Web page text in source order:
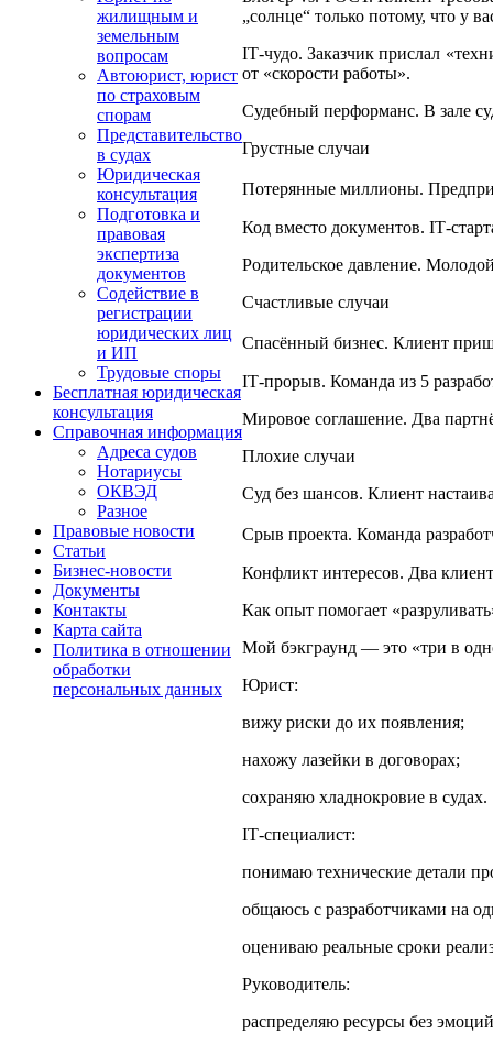
жилищным и
земельным
вопросам
Автоюрист, юрист
по страховым
спорам
Представительство
в судах
Юридическая
консультация
Подготовка и
правовая
экспертиза
документов
Содействие в
регистрации
юридических лиц
и ИП
Трудовые споры
Бесплатная юридическая
консультация
Справочная информация
Адреса судов
Нотариусы
ОКВЭД
Разное
Правовые новости
Статьи
Бизнес-новости
Документы
Контакты
Карта сайта
Политика в отношении
обработки
персональных данных
„солнце“ только потому, что у
IT‑чудо. Заказчик прислал
от «скорости работы».
Судебный перформанс. В зале
Грустные случаи
Потерянные миллионы.
Код вместо документов.
Родительское давление.
Счастливые случаи
Спасённый бизнес. Клиент
IT‑прорыв. Команда из 5
Мировое соглашение. Два
Плохие случаи
Суд без шансов. Клиент
Срыв проекта. Команда
Конфликт интересов. Два
Как опыт помогает
Мой бэкграунд — это «три в
Юрист:
вижу риски до их появления;
нахожу лазейки в договорах;
сохраняю хладнокровие в судах.
IT‑специалист:
понимаю технические детали
общаюсь с разработчиками на
оцениваю реальные сроки
Руководитель:
распределяю ресурсы без